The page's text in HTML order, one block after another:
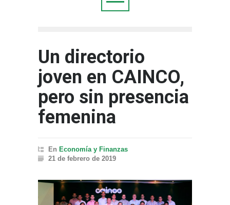
Un directorio
joven en CAINCO,
pero sin presencia
femenina
En Economía y Finanzas
21 de febrero de 2019